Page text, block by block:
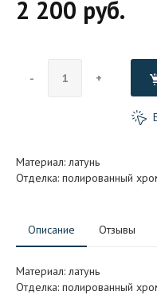
2 200 руб.
- +
Материал: латунь
Отделка: полированный
Описание Отзывы
Материал: латунь
Отделка: полированный